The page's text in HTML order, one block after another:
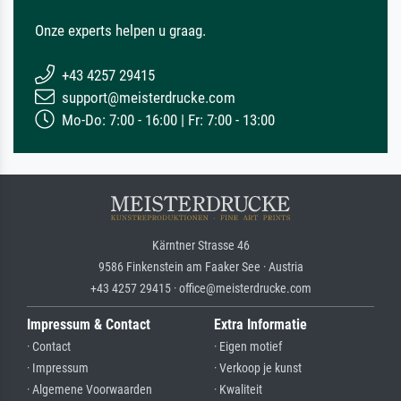
Onze experts helpen u graag.
+43 4257 29415
support@meisterdrucke.com
Mo-Do: 7:00 - 16:00 | Fr: 7:00 - 13:00
Kärntner Strasse 46
9586 Finkenstein am Faaker See · Austria
+43 4257 29415 · office@meisterdrucke.com
Impressum & Contact
· Contact
· Impressum
· Algemene Voorwaarden
Extra Informatie
· Eigen motief
· Verkoop je kunst
· Kwaliteit